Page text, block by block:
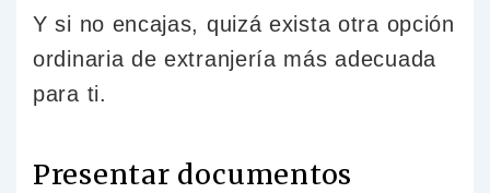
Y si no encajas, quizá exista otra opción
ordinaria de extranjería más adecuada
para ti.
Presentar documentos